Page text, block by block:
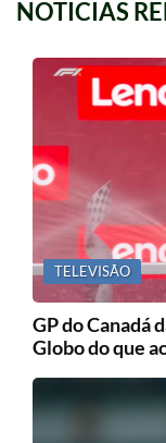
NOTICIAS
TELEVISÃO
GP do Canadá
Globo do que